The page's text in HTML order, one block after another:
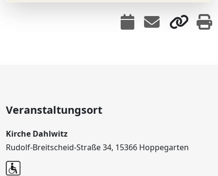
Veranstaltungsort
Kirche Dahlwitz
Rudolf-Breitscheid-Straße 34, 15366 Hoppegarten